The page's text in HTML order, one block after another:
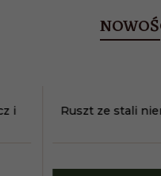
Ruszt ze stali nierdzewnej